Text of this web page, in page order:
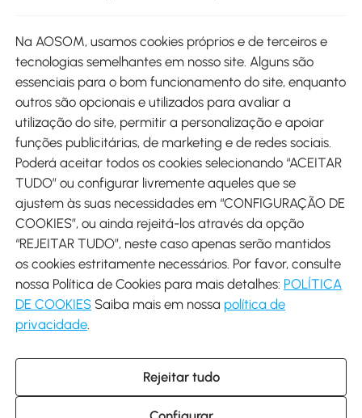
Métodos de pagamento
Envio
Descarregar Aosom App
Google Play
+34 931 294 512 (Seg-Sex das 7:30 às 16:30h)
info@aosom.pt
Na AOSOM, usamos cookies próprios e de terceiros e
tecnologias semelhantes em nosso site. Alguns são
essenciais para o bom funcionamento do site, enquanto
outros são opcionais e utilizados para avaliar a
utilização do site, permitir a personalização e apoiar
funções publicitárias, de marketing e de redes sociais.
Poderá aceitar todos os cookies selecionando “ACEITAR
TUDO” ou configurar livremente aqueles que se
ajustem às suas necessidades em “CONFIGURAÇÃO DE
COOKIES”, ou ainda rejeitá-los através da opção
“REJEITAR TUDO”, neste caso apenas serão mantidos
os cookies estritamente necessários. Por favor, consulte
nossa Política de Cookies para mais detalhes: POLÍTICA
DE COOKIES Saiba mais em nossa política de
privacidade
Rejeitar tudo